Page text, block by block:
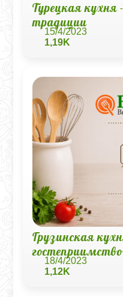
Турецкая кухня
традиции
15/4/2023
1,19K
Грузинская
гостеприимство
18/4/2023
1,12K